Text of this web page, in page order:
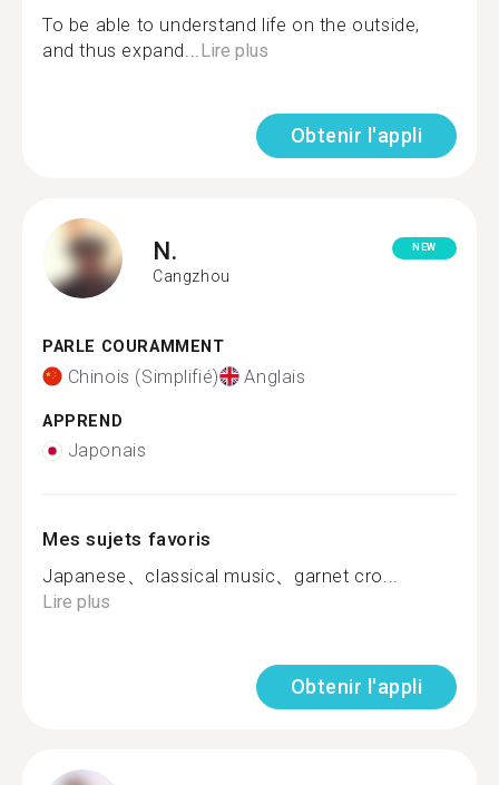
To be able to understand life on the outside,
and thus expand...Lire plus
Obtenir l'appli
N.
Cangzhou
NEW
PARLE COURAMMENT
Chinois (Simplifié) Anglais
APPREND
Japonais
Mes sujets favoris
Japanese、classical music、garnet cro...
Lire plus
Obtenir l'appli